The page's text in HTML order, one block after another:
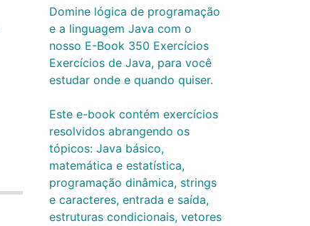
Domine lógica de programação
e a linguagem Java com o
nosso E-Book 350 Exercícios
Exercícios de Java, para você
estudar onde e quando quiser.
Este e-book contém exercícios
resolvidos abrangendo os
tópicos: Java básico,
matemática e estatística,
programação dinâmica, strings
e caracteres, entrada e saída,
estruturas condicionais, vetores